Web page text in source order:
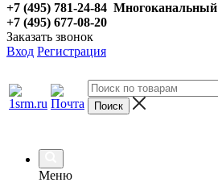
+7 (495) 781-24-84 Многоканальный
+7 (495) 677-08-20
Заказать звонок
Вход Регистрация
Меню